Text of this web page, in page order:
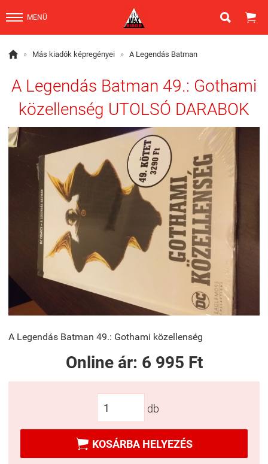
MENÜ  
 » Más kiadók képregényei » A Legendás Batman
A Legendás Batman 49.: Gothami
közellenség UTOLSÓ DARABOK
A Legendás Batman 49.: Gothami közellenség
Online ár: 6 995 Ft
db
 KOSÁRBA HELYEZÉS